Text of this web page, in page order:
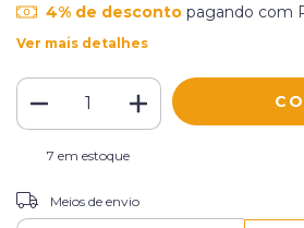
4% de descontopagando com
Ver mais detalhes
7 em estoque
Entregas para o CEP:
Meios de envio